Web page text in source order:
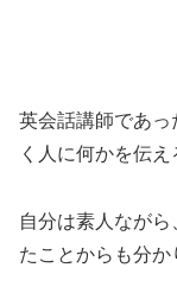
英会話講師であ
く人に何かを伝
自分は素人なが
たことからも分か